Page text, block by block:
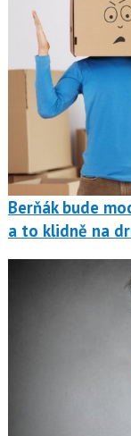
Berňák bude
a to klidně na